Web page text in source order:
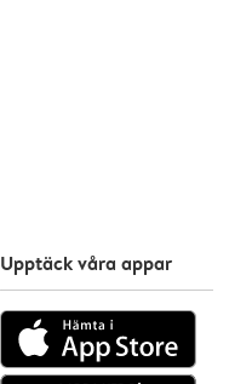
Upptäck våra appar